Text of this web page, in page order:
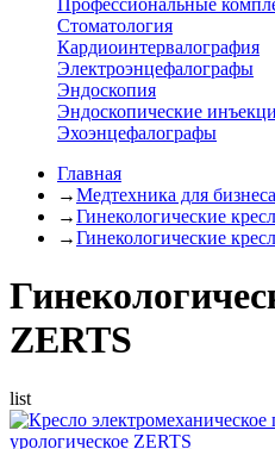
Профессиональные
Стоматология
Кардиоинтервалография
Электроэнцефалографы
Эндоскопия
Эндоскопические
Эхоэнцефалографы
Главная
→Медтехника для бизнеса
→Гинекологические
→Гинекологические
ZERTS
list